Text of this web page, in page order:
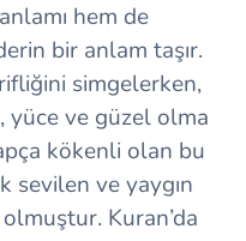
hem de
bir anlam taşır.
simgelerken,
yüce ve güzel olma
kökenli olan bu
sevilen ve yaygın
Kuran’da